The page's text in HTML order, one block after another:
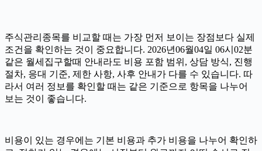
주식관리종목를 비교할 때는 가장 먼저 보이는 장점보다 실제
조건을 확인하는 것이 중요합니다. 2026년06월04일 06시02분
같은 월세집구할때 안내라도 비용 포함 범위, 상담 방식, 진행
절차, 응대 기준, 제한 사항, 사후 안내가 다를 수 있습니다. 따
라서 여러 정보를 확인할 때는 같은 기준으로 항목을 나누어
보는 것이 좋습니다.
비용이 있는 경우에는 기본 비용과 추가 비용을 나누어 확인하